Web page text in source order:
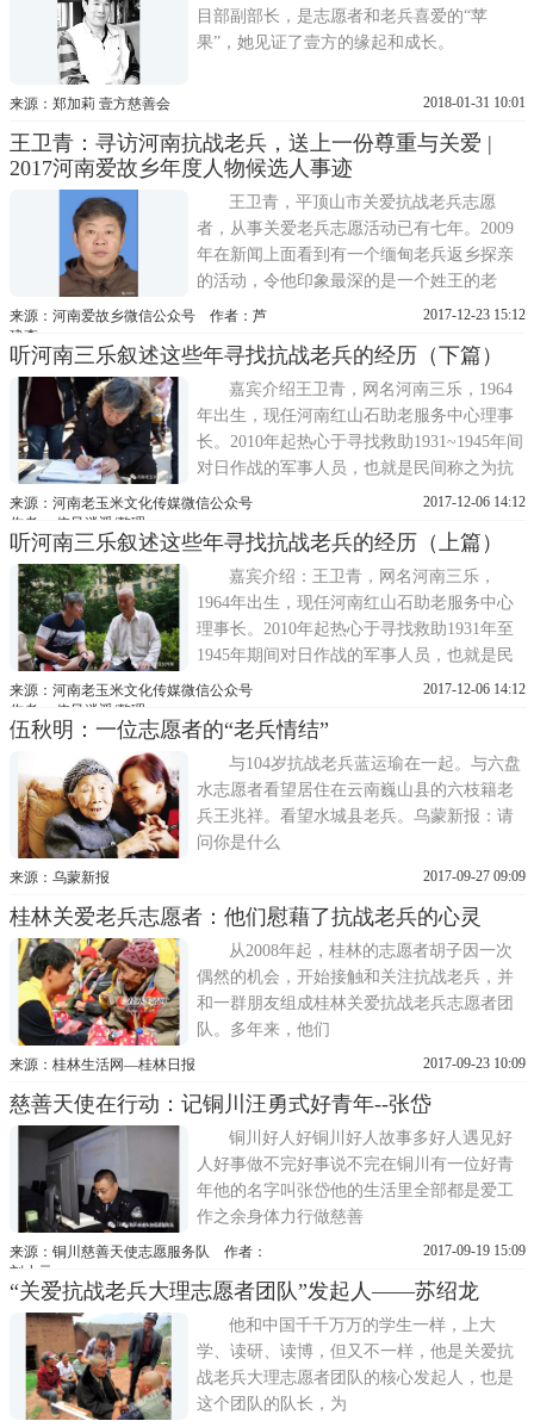
款捐物达10多万余元，更值得称...
目部副部长，是志愿者和老兵喜爱的“苹
果”，她见证了壹方的缘起和成长。
来源：郑加莉 壹方慈善会 2018-01-31 10:01
王卫青：寻访河南抗战老兵，送上一份尊重与关爱 |
2017河南爱故乡年度人物候选人事迹
王卫青，平顶山市关爱抗战老兵志愿
者，从事关爱老兵志愿活动已有七年。2009
年在新闻上面看到有一个缅甸老兵返乡探亲
的活动，令他印象最深的是一个姓王的老
兵，他下车后第一个动作就捏脚下的黄土放
震撼和感动，从那时起，他开始关注这个人
群。由此认识了洛阳的李磊、南阳的老焦、
薛莲等人。2010年，王卫青和洛阳李磊...
来源：河南爱故乡微信公众号 作者：芦
建森
2017-12-23 15:12
听河南三乐叙述这些年寻找抗战老兵的经历（下篇）
嘉宾介绍王卫青，网名河南三乐，1964
年出生，现任河南红山石助老服务中心理事
长。2010年起热心于寻找救助1931~1945年间
对日作战的军事人员，也就是民间称之为抗
战老兵的这个群体。7年来，他的团队寻访到
时候寻找抗战老兵就开始爆发，因为是主动
信息核实率比较高，他们也相信我们的，省
了很多的口舌嘛，你像去年开始...
来源：河南老玉米文化传媒微信公众号
作者： 依风逍遥/整理
2017-12-06 14:12
听河南三乐叙述这些年寻找抗战老兵的经历（上篇）
嘉宾介绍：王卫青，网名河南三乐，
1964年出生，现任河南红山石助老服务中心
理事长。2010年起热心于寻找救助1931年至
1945年期间对日作战的军事人员，也就是民
间称之为抗战老兵的这个群体。7年来，河南
1900余人，其中目前健在的有1200余人。主
持人：今天我们荣幸的请到关爱抗战老兵志
愿者，网友河南三乐先生讲述老兵...
来源：河南老玉米文化传媒微信公众号
作者： 依风逍遥/整理
2017-12-06 14:12
伍秋明：一位志愿者的“老兵情结”
与104岁抗战老兵蓝运瑜在一起。与六盘
水志愿者看望居住在云南巍山县的六枝籍老
兵王兆祥。看望水城县老兵。乌蒙新报：请
问你是什么
来源：乌蒙新报 2017-09-27 09:09
桂林关爱老兵志愿者：他们慰藉了抗战老兵的心灵
从2008年起，桂林的志愿者胡子因一次
偶然的机会，开始接触和关注抗战老兵，并
和一群朋友组成桂林关爱抗战老兵志愿者团
队。多年来，他们
来源：桂林生活网—桂林日报 2017-09-23 10:09
慈善天使在行动：记铜川汪勇式好青年--张岱
铜川好人好铜川好人故事多好人遇见好
人好事做不完好事说不完在铜川有一位好青
年他的名字叫张岱他的生活里全部都是爱工
作之余身体力行做慈善
来源：铜川慈善天使志愿服务队 作者：
刘小元
2017-09-19 15:09
“关爱抗战老兵大理志愿者团队”发起人——苏绍龙
他和中国千千万万的学生一样，上大
学、读研、读博，但又不一样，他是关爱抗
战老兵大理志愿者团队的核心发起人，也是
这个团队的队长，为